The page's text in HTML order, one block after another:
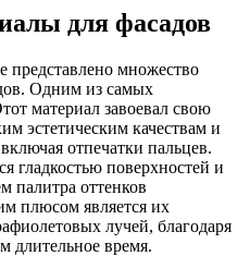
для фасадов
представлено множество
Одним из самых
материал завоевал свою
эстетическим качествам и
отпечатки пальцев.
гладкостью поверхностей и
оттенков
плюсом является их
лучей, благодаря
длительное время.